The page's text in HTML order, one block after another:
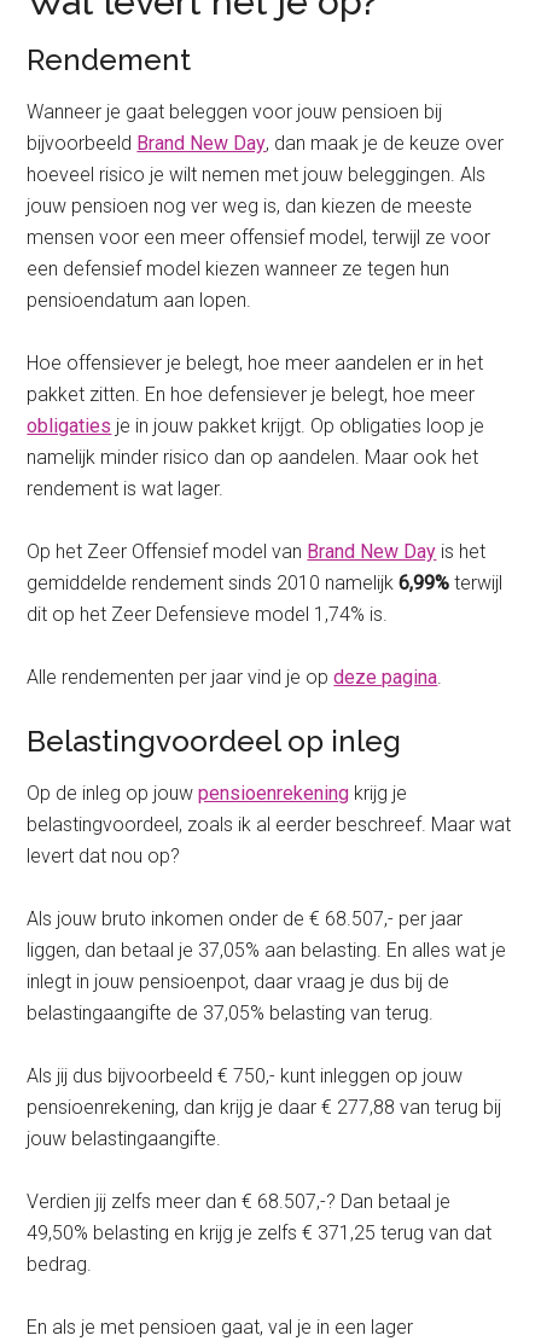
Rendement
Wanneer je gaat beleggen voor jouw pensioen bij
bijvoorbeeld Brand New Day, dan maak je de keuze over
hoeveel risico je wilt nemen met jouw beleggingen. Als
jouw pensioen nog ver weg is, dan kiezen de meeste
mensen voor een meer offensief model, terwijl ze voor
een defensief model kiezen wanneer ze tegen hun
pensioendatum aan lopen.
Hoe offensiever je belegt, hoe meer aandelen er in het
pakket zitten. En hoe defensiever je belegt, hoe meer
obligaties je in jouw pakket krijgt. Op obligaties loop je
namelijk minder risico dan op aandelen. Maar ook het
rendement is wat lager.
Op het Zeer Offensief model van Brand New Day is het
gemiddelde rendement sinds 2010 namelijk 6,99% terwijl
dit op het Zeer Defensieve model 1,74% is.
Alle rendementen per jaar vind je opdeze pagina.
Belastingvoordeel op inleg
Op de inleg op jouwpensioenrekening krijg je
belastingvoordeel, zoals ik al eerder beschreef. Maar wat
levert dat nou op?
Als jouw bruto inkomen onder de € 68.507,- per jaar
liggen, dan betaal je 37,05% aan belasting. En alles wat je
inlegt in jouw pensioenpot, daar vraag je dus bij de
belastingaangifte de 37,05% belasting van terug.
Als jij dus bijvoorbeeld € 750,- kunt inleggen op jouw
pensioenrekening, dan krijg je daar € 277,88 van terug bij
jouw belastingaangifte.
Verdien jij zelfs meer dan € 68.507,-? Dan betaal je
49,50% belasting en krijg je zelfs € 371,25 terug van dat
bedrag.
En als je met pensioen gaat, val je in een lager